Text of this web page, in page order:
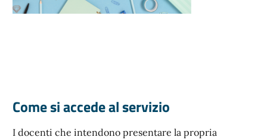
Come si accede al servizio
I docenti che intendono presentare la propria